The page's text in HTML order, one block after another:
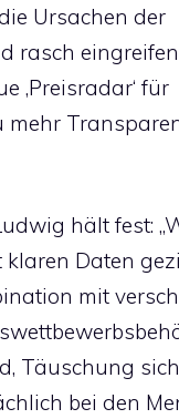
Ursachen der
rasch
‚Preisradar‘ für
hält fest:
Daten
mit
Täuschung
bei den